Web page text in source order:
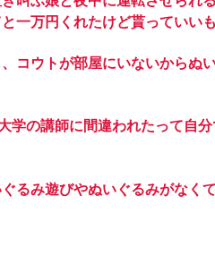
一万円くれたけど貰っていい
コウトが部屋にいないからぬ
学の講師に間違われたって自
るみ遊びやぬいぐるみがなく